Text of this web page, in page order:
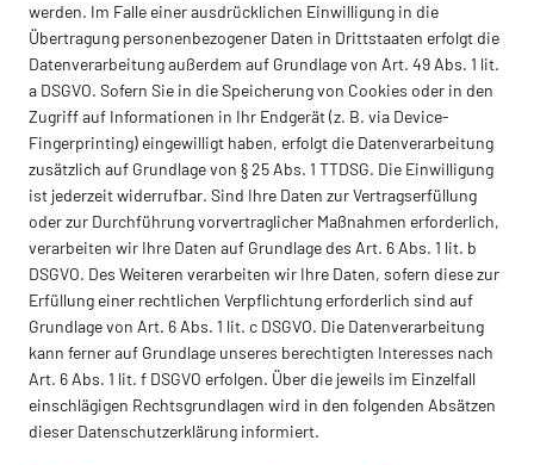
werden. Im Falle einer ausdrücklichen Einwilligung in die
Übertragung personenbezogener Daten in Drittstaaten erfolgt die
Datenverarbeitung außerdem auf Grundlage von Art. 49 Abs. 1 lit.
a DSGVO. Sofern Sie in die Speicherung von Cookies oder in den
Zugriff auf Informationen in Ihr Endgerät (z. B. via Device-
Fingerprinting) eingewilligt haben, erfolgt die Datenverarbeitung
zusätzlich auf Grundlage von § 25 Abs. 1 TTDSG. Die Einwilligung
ist jederzeit widerrufbar. Sind Ihre Daten zur Vertragserfüllung
oder zur Durchführung vorvertraglicher Maßnahmen erforderlich,
verarbeiten wir Ihre Daten auf Grundlage des Art. 6 Abs. 1 lit. b
DSGVO. Des Weiteren verarbeiten wir Ihre Daten, sofern diese zur
Erfüllung einer rechtlichen Verpflichtung erforderlich sind auf
Grundlage von Art. 6 Abs. 1 lit. c DSGVO. Die Datenverarbeitung
kann ferner auf Grundlage unseres berechtigten Interesses nach
Art. 6 Abs. 1 lit. f DSGVO erfolgen. Über die jeweils im Einzelfall
einschlägigen Rechtsgrundlagen wird in den folgenden Absätzen
dieser Datenschutzerklärung informiert.